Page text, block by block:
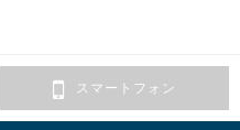
スマートフォン